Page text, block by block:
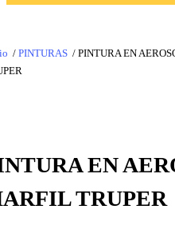
/ PINTURAS / PINTURA EN
EN
TRUPER